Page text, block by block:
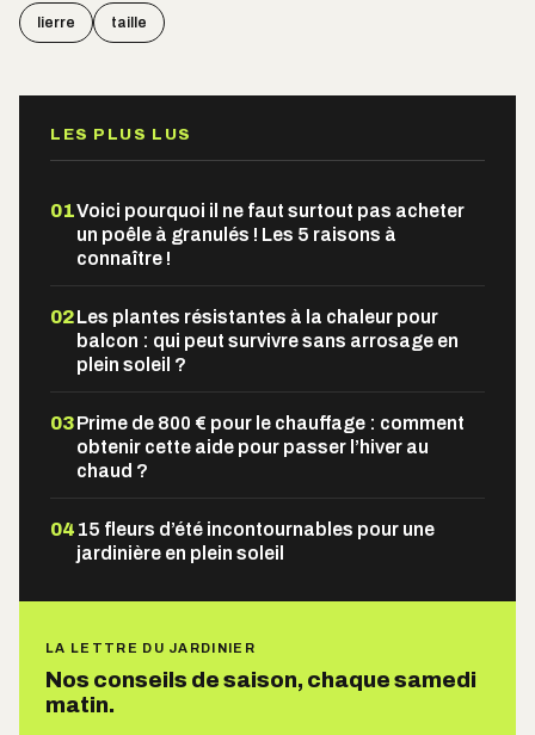
lierre taille
LES PLUS LUS
01Voici pourquoi il ne faut surtout pas acheter
un poêle à granulés ! Les 5 raisons à
connaître !
02Les plantes résistantes à la chaleur pour
balcon : qui peut survivre sans arrosage en
plein soleil ?
03Prime de 800 € pour le chauffage : comment
obtenir cette aide pour passer l’hiver au
chaud ?
04 15 fleurs d’été incontournables pour une
jardinière en plein soleil
LA LETTRE DU JARDINIER
Nos conseils de saison, chaque samedi
matin.